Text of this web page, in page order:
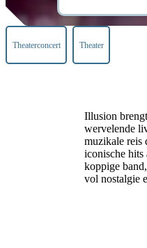
Theaterconcert Theater
Illusion
wervelende
muzikale reis
iconische
koppige
vol nostalgie